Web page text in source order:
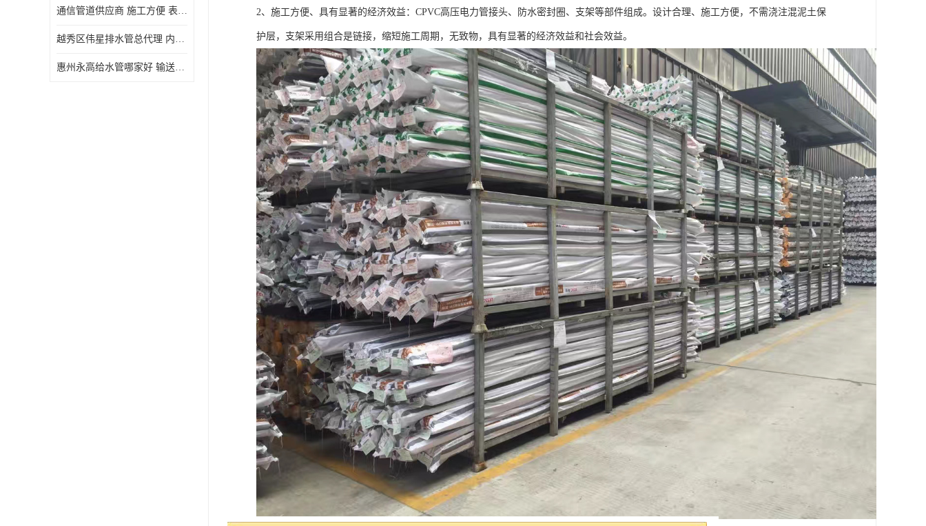
通信管道供应商 施工方便 表面电阻系数大
越秀区伟星排水管总代理 内部表面光滑 大功率 效率高
惠州永高给水管哪家好 输送能力强 方便施工和运输
2、施工方便、具有显著的经济效益：CPVC高压电力管接头、防水密封圈、支架等部件组成。设计合理、施工方便，不需浇注混泥土保
护层，支架采用组合是链接，缩短施工周期，无致物，具有显著的经济效益和社会效益。